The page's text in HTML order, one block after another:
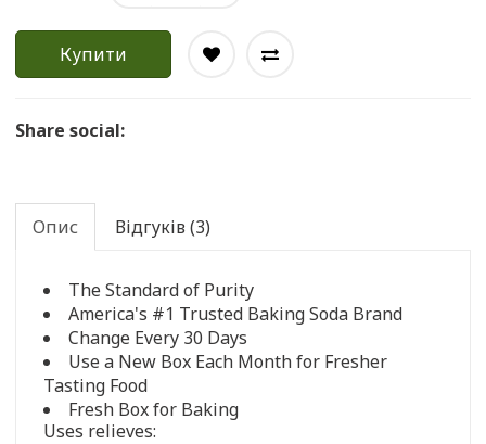
Купити
Share social:
Опис Відгуків (3)
The Standard of Purity
America's #1 Trusted Baking Soda Brand
Change Every 30 Days
Use a New Box Each Month for Fresher
Tasting Food
Fresh Box for Baking
Uses relieves: